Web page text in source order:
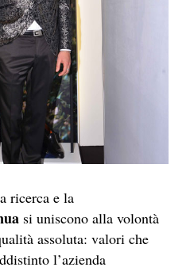
ricerca e la
si uniscono alla volontà
assoluta: valori che
l’azienda